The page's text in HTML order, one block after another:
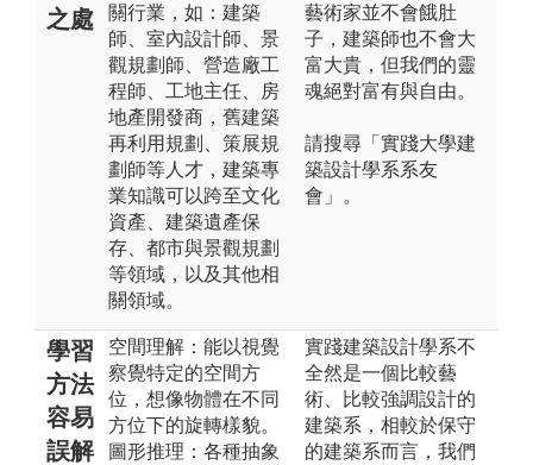
之處
關行業，如：建築
師、室內設計師、景
觀規劃師、營造廠工
程師、工地主任、房
地產開發商，舊建築
再利用規劃、策展規
劃師等人才，建築專
業知識可以跨至文化
資產、建築遺產保
存、都市與景觀規劃
等領域，以及其他相
關領域。
藝術家並不會餓肚
子，建築師也不會大
富大貴，但我們的靈
魂絕對富有與自由。
請搜尋「實踐大學建
築設計學系系友
會」。
學習
方法
容易
誤解
空間理解：能以視覺
察覺特定的空間方
位，想像物體在不同
方位下的旋轉樣貌。
圖形推理：各種抽象
實踐建築設計學系不
全然是一個比較藝
術、比較強調設計的
建築系，相較於保守
的建築系而言，我們